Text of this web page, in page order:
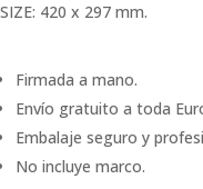
SIZE: 420 x 297 mm.
Firmada a mano.
Envío gratuito a toda
Embalaje seguro y
No incluye marco.